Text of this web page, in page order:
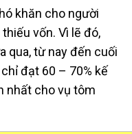
khăn cho người
vốn. Vì lẽ đó,
qua, từ nay đến cuối
đạt 60 – 70% kế
nhất cho vụ tôm